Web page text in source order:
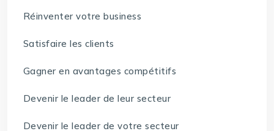
Réinventer votre business
Satisfaire les clients
Gagner en avantages compétitifs
Devenir le leader de leur secteur
Devenir le leader de votre secteur